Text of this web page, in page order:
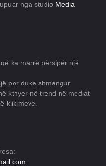
nga studio Media
ka marrë përsipër një
por duke shmangur
kthyer në trend në mediat
klikimeve.